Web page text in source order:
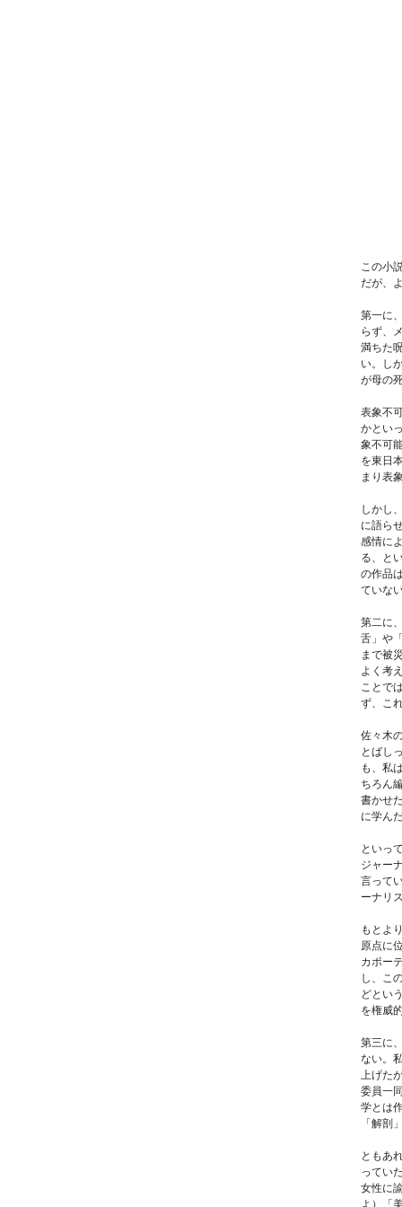
この小
だが、
第一に
らず、
満ちた
い。し
が母の
表象不
かとい
象不可
を東日
まり表
しかし
に語ら
感情に
る、と
の作品
ていな
第二に
舌」や
まで被
よく考
ことで
ず、こ
佐々木
とばし
も、私
ちろん
書かせ
に学ん
といっ
ジャー
言って
ーナリ
もとよ
原点に
カポー
し、こ
どとい
を権威
第三に
ない。
上げた
委員一
学とは
「解剖
ともあ
ってい
女性に
よ）「